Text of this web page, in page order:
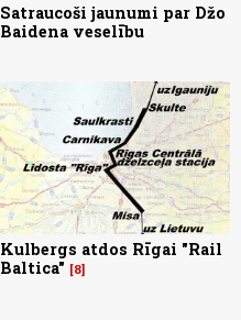
Satraucoši jaunumi par Džo
Baidena veselību
Kulbergs atdos Rīgai "Rail
Baltica"
8